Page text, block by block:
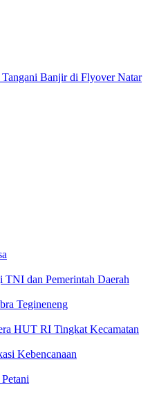
Banjir di Flyover Natar
TNI dan Pemerintah Daerah
Tegineneng
HUT RI Tingkat Kecamatan
Kebencanaan